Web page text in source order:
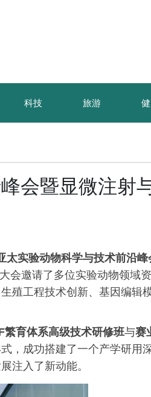
科技 旅游
会暨显微注射
太实验动物科学与技术前沿峰
会邀请了多位实验动物领域资
殖工程技术创新、基因编辑
育体系高级技术研修班与赛
，成功搭建了一个产学研用
注入了新动能。